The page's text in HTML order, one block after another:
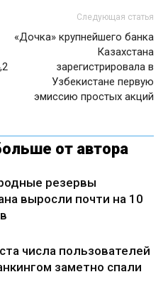
Следующая статья
«Дочка» крупнейшего банка
Казахстана
зарегистрировала в
Узбекистане первую
эмиссию простых акций
от автора
резервы
выросли почти на 10
числа пользователей
заметно спали